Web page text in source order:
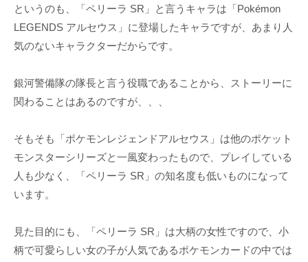
というのも、「ペリーラ SR」と言うキャラは「Pokémon
LEGENDS アルセウス」に登場したキャラですが、あまり人
気のないキャラクターだからです。
銀河警備隊の隊長と言う役職であることから、ストーリーに
関わることはあるのですが、、、
そもそも「ポケモンレジェンドアルセウス」は他のポケット
モンスターシリーズと一風変わったもので、プレイしている
人も少なく、「ペリーラ SR」の知名度も低いものになって
います。
見た目的にも、「ペリーラ SR」は大柄の女性ですので、小
柄で可愛らしい女の子が人気であるポケモンカードの中では